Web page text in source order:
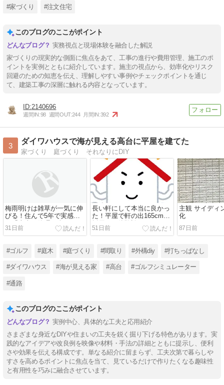
#家づくり #注文住宅
このブログのここがポイント
実務視点と現場体験を融合した解説
家づくりの現実的な側面に焦点をあて、工事の進行や費用管理、施工のポ
イントを実例とともに紹介しています。施主の視点から、効率化やリスク
回避のための知恵を伝え、理解しやすい事例やチェックポイントを通じ
て、建築工事の深層に触れる内容となっています。
2140696
週間IN:98 週間OUT:244 月間IN:392
3
ダイワハウスで海が見える高台に平屋を建てた
家づくり 庭づくり それなりにDIY
梅雨明けは雑草が一気に伸
びる！住んで5年で実感し
た「本当に管理が楽にな
る」雑草対策
31日前
長い軒にして本当に良かっ
た！平屋で軒の出165cmを
採用した体験談
51日前
主観 サイディ
化
87日前
#ゴルフ #庭木 #庭づくり #間取り #外構diy #打ちっぱなし
#ダイワハウス #海が見える家 #高台 #ゴルフシミュレーター
#通路
このブログのここがポイント
実例中心、具体的な工夫と応用紹介
さまざまな身近なDIYや住まいの工夫を鋭く掘り下げる特色があります。実
践的なアイデアや改良例を映像や材料・手法の詳細とともに提示し、便利
さや効果を伝える構成です。単なる紹介に留まらず、工夫次第で暮らしや
すさを高めるポイントに焦点を当て、見ているだけで作りたくなる趣味性
と有用性を巧みに融合させています。